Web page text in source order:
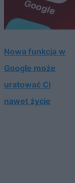
Nowa funkcja w
Google może
uratować Ci
nawet życie